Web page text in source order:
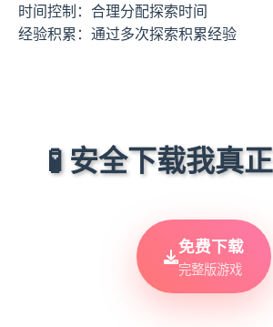
时间控制：合理分配探索时间
经验积累：通过多次探索积累经验
🧪 安全下载我真
免费下载
完整版游戏